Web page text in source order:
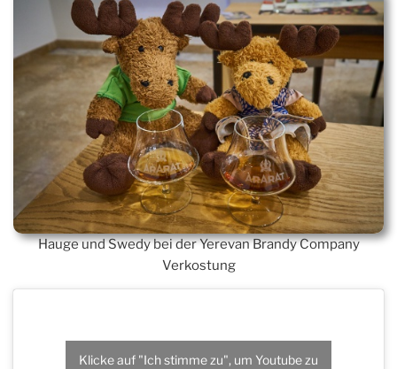
Hauge und Swedy bei der Yerevan Brandy Company
Verkostung
Klicke auf "Ich stimme zu", um Youtube zu